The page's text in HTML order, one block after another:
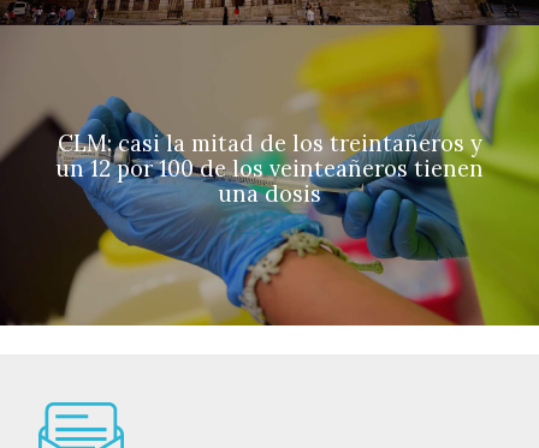
CLM: casi la mitad de los treintañeros y
un 12 por 100 de los veinteañeros tienen
una dosis